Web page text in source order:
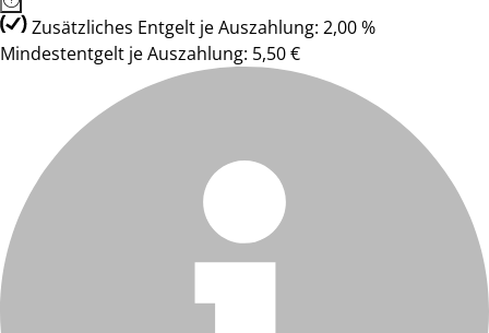
Zusätzliches Entgelt je Auszahlung: 2,00 %
Mindestentgelt je Auszahlung: 5,50 €